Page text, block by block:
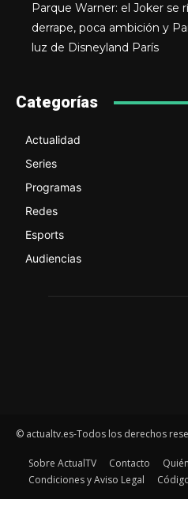
Parque Warner: el Joker se
derrape, poca ambición y
luz de Disneyland París
Categorías
Actualidad
Series
Programas
Redes
Esports
Audiencias
© actualtv.es-Todos los derechos
Sobre ActualTV Contacto
Condiciones y Aviso Legal